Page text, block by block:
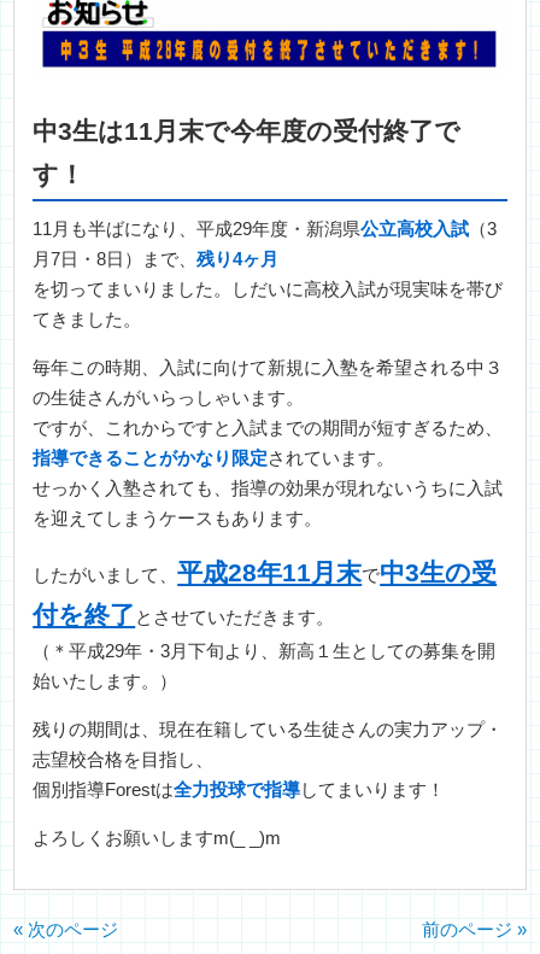
中3生は11月末で今年度の受付終了で
す！
11月も半ばになり、平成29年度・新潟県公立高校入試 （3
月7日・8日）まで、残り4ヶ月
を切ってまいりました。しだいに高校入試が現実味を帯び
てきました。
毎年この時期、入試に向けて新規に入塾を希望される中３
の生徒さんがいらっしゃいます。
ですが、これからですと入試までの期間が短すぎるため、
指導できることがかなり限定されています。
せっかく入塾されても、指導の効果が現れないうちに入試
を迎えてしまうケースもあります。
したがいまして、平成28年11月末で中3生の受
付を終了 とさせていただきます。
（＊平成29年・3月下旬より、新高１生としての募集を開
始いたします。）
残りの期間は、現在在籍している生徒さんの実力アップ・
志望校合格を目指し、
個別指導Forestは全力投球で指導してまいります！
よろしくお願いしますm(_ _)m
« 次のページ 前のページ »